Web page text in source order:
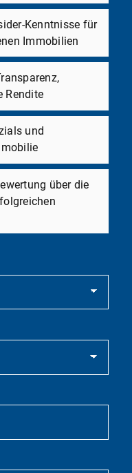
Kenntnisse für
Immobilien
Rendite
und
über die